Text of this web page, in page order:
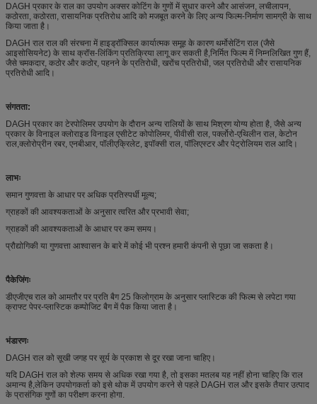
DAGH प्रकार के राल का उपयोग अक्सर कोटिंग के गुणों में सुधार करने और आसंजन, लचीलापन,
कठोरता, कठोरता, रासायनिक प्रतिरोध आदि को मजबूत करने के लिए अन्य फिल्म-निर्माण सामग्री के साथ
किया जाता है।
DAGH राल राल की संरचना में हाइड्रॉक्सिल कार्यात्मक समूह के कारण थर्मोसेटिंग राल (जैसे
आइसोसियनेट) के साथ क्रॉस-लिंकिंग प्रतिक्रिया लागू कर सकती है,निर्मित फिल्म में निम्नलिखित गुण हैं,
जैसे चमकदार, कठोर और कठोर, पहनने के प्रतिरोधी, खरोंच प्रतिरोधी, जल प्रतिरोधी और रासायनिक
प्रतिरोधी आदि।
संगतता:
DAGH प्रकार का टेरपोलिमर उपयोग के दौरान अन्य रालियों के साथ मिश्रण योग्य होता है, जैसे अन्य
प्रकार के विनाइल क्लोराइड विनाइल एसीटेट कोपोलिमर, पीवीसी राल, पर्क्लोरो-एथिलीन राल, केटोन
राल,क्लोरोप्रीन रबर, एनबीआर, पॉलीएक्रिलेट, इपॉक्सी राल, पॉलिएस्टर और पेट्रोलियम राल आदि।
लाभः
समान गुणवत्ता के आधार पर अधिक प्रतिस्पर्धी मूल्य;
ग्राहकों की आवश्यकताओं के अनुसार त्वरित और प्रभावी सेवा;
ग्राहकों की आवश्यकताओं के आधार पर कम समय।
प्रौद्योगिकी या गुणवत्ता आश्वासन के बारे में कोई भी प्रश्न हमारी कंपनी से पूछा जा सकता है।
पैकेजिंगः
डीएजीएच राल को आमतौर पर प्रति बैग 25 किलोग्राम के अनुसार प्लास्टिक की फिल्म से लपेटा गया
क्राफ्ट पेपर-प्लास्टिक कम्पोजिट बैग में पैक किया जाता है।
भंडारणः
DAGH राल को सूखी जगह पर सूर्य के प्रकाश से दूर रखा जाना चाहिए।
यदि DAGH राल को शेल्फ समय से अधिक रखा गया है, तो इसका मतलब यह नहीं होना चाहिए कि राल
अमान्य है,लेकिन उपयोगकर्ता को इसे थोक में उपयोग करने से पहले DAGH राल और इसके तैयार उत्पाद
के प्रासंगिक गुणों का परीक्षण करना होगा.